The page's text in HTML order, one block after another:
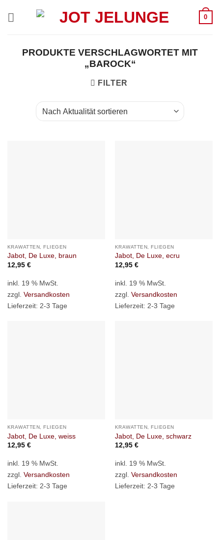
0
PRODUKTE VERSCHLAGWORTET MIT
„BAROCK“
FILTER
KRAWATTEN, FLIEGEN
Jabot, De Luxe, braun
12,95 €
inkl. 19 % MwSt.
zzgl. Versandkosten
Lieferzeit: 2-3 Tage
KRAWATTEN, FLIEGEN
Jabot, De Luxe, ecru
12,95 €
inkl. 19 % MwSt.
zzgl. Versandkosten
Lieferzeit: 2-3 Tage
KRAWATTEN, FLIEGEN
Jabot, De Luxe, weiss
12,95 €
inkl. 19 % MwSt.
zzgl. Versandkosten
Lieferzeit: 2-3 Tage
KRAWATTEN, FLIEGEN
Jabot, De Luxe, schwarz
12,95 €
inkl. 19 % MwSt.
zzgl. Versandkosten
Lieferzeit: 2-3 Tage